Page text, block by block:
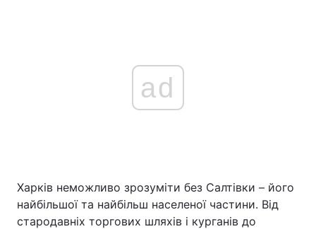
ad
Харків неможливо зрозуміти без Салтівки – його
найбільшої та найбільш населеної частини. Від
стародавніх торгових шляхів і курганів до